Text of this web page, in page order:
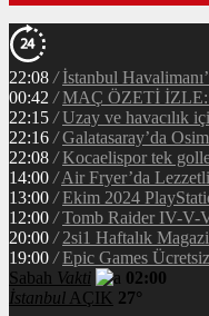
22:08 / İstanbul
00:42 / MAÇ ÖZETİ İZLE:
22:15 / Uzay ve havacılık
22:16 / Galatasaray’da
22:08 / Kocaelispor tek
14:00 / Air Fryer’da
13:00 / Ekim 2024
12:00 / Tomb Raider IV-V-
20:00 / 2si1 Haftalık
19:00 / Epic Games
Sabah Vakti
02:00
İstanbul AÇIK 27°